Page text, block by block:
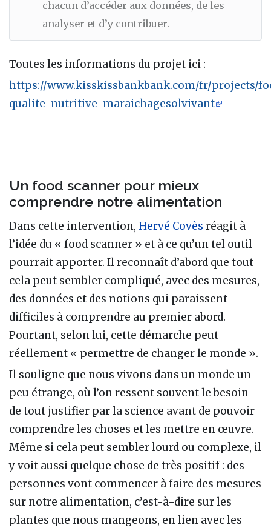
chacun d’accéder aux données, de les
analyser et d’y contribuer.
Toutes les informations du projet ici :
https://www.kisskissbankbank.com/fr/projects/
qualite-nutritive-maraichagesolvivant
Un food scanner pour mieux
comprendre notre alimentation
Dans cette intervention, Hervé Covès réagit à
l’idée du « food scanner » et à ce qu’un tel outil
pourrait apporter. Il reconnaît d’abord que tout
cela peut sembler compliqué, avec des mesures,
des données et des notions qui paraissent
difficiles à comprendre au premier abord.
Pourtant, selon lui, cette démarche peut
réellement « permettre de changer le monde ».
Il souligne que nous vivons dans un monde un
peu étrange, où l’on ressent souvent le besoin
de tout justifier par la science avant de pouvoir
comprendre les choses et les mettre en œuvre.
Même si cela peut sembler lourd ou complexe, il
y voit aussi quelque chose de très positif : des
personnes vont commencer à faire des mesures
sur notre alimentation, c’est-à-dire sur les
plantes que nous mangeons, en lien avec les